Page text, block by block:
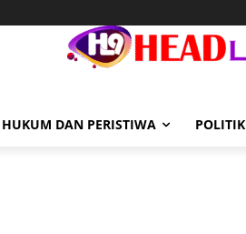
HUKUM DAN PERISTIWA POLITIK